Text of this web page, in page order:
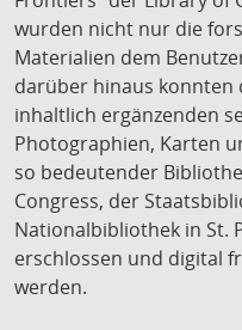
wurden nicht nur die
Materialien dem
darüber hinaus konnten
inhaltlich ergänzenden
Photographien, Karten
so bedeutender
Congress, der
Nationalbibliothek in St.
erschlossen und digital
werden.